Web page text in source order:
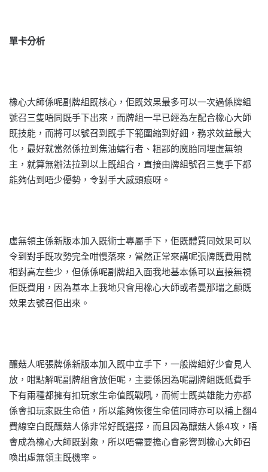
單卡分析
橡心大師係呢副牌組既核心，佢既效果最多可以一次過係牌組
號召三隻唔同既手下出來，而牌組一早已經為左配合橡心大師
既技能，而將可以號召到既手下範圍縮到好細，務求效益最大
化，最好就當然係拉到焦油蠕行者、粗鄙的魔胎同埋虛無領
主，就算無辦法拉到以上既組合，直接由牌組號召三隻手下都
能夠佔到唔少優勢，令對手大感頭痕呀。
虛無領主係新版本加入既術士專屬手下，佢既體質同效果可以
令到對手既攻勢完全咁慢落來，當然正常來講呢張牌既費用就
相對高左些少，但係係呢副牌組入面我地基本係可以直接無視
佢既費用，因為基本上我地只會用橡心大師或者曼那瑞之顱既
效果去號召佢出來。
釀菇人呢張牌係新版本加入既中立手下，一般牌組好少會見人
放，咁點解呢副牌組會放佢呢，主要係因為呢副牌組既低費手
下有兩種都擁有扣玩家生命值既戰吼，而術士既英雄能力亦都
係會扣玩家既生命值，所以能夠恢復生命值同時亦可以補上翻4
費線空白既釀菇人係非常好既選擇，而且因為釀菇人係4攻，唔
會成為橡心大師既對象，所以唔需要擔心會影響到橡心大師召
喚出虛無領主既機率。